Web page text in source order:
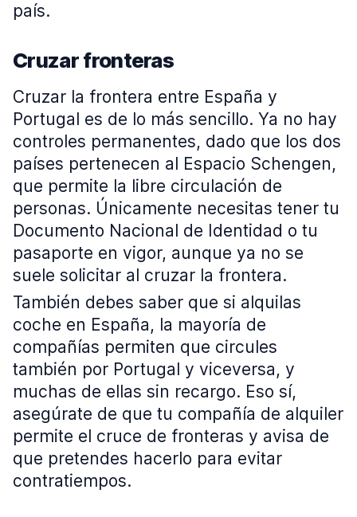
país.
Cruzar fronteras
Cruzar la frontera entre España y
Portugal es de lo más sencillo. Ya no hay
controles permanentes, dado que los dos
países pertenecen al Espacio Schengen,
que permite la libre circulación de
personas. Únicamente necesitas tener tu
Documento Nacional de Identidad o tu
pasaporte en vigor, aunque ya no se
suele solicitar al cruzar la frontera.
También debes saber que si alquilas
coche en España, la mayoría de
compañías permiten que circules
también por Portugal y viceversa, y
muchas de ellas sin recargo. Eso sí,
asegúrate de que tu compañía de alquiler
permite el cruce de fronteras y avisa de
que pretendes hacerlo para evitar
contratiempos.